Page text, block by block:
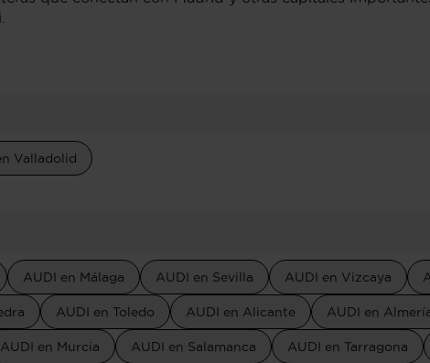
Valladolid
AUDI en Málaga AUDI en Sevilla AUDI en Vizcaya
AUDI en Toledo AUDI en Alicante AUDI en
AUDI en Murcia AUDI en Salamanca AUDI en Tarragona